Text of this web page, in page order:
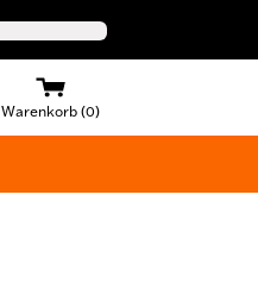
Warenkorb (0)